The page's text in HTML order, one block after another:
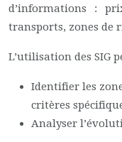
d’informations :
transports, zones de
L’utilisation des SIG
Identifier les
critères
Analyser